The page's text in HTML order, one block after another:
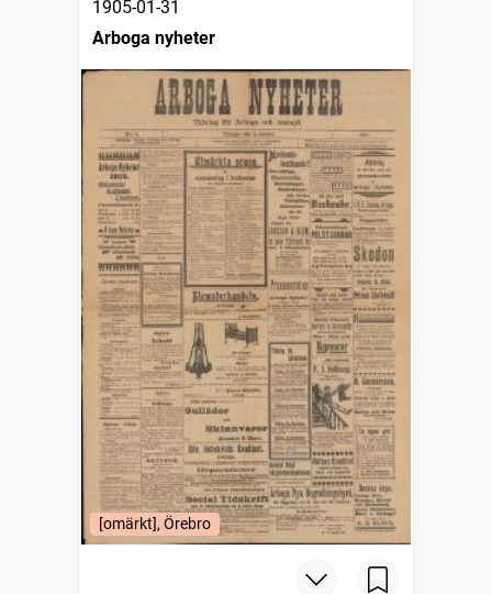
1905-01-31
Arboga nyheter
[omärkt], Örebro